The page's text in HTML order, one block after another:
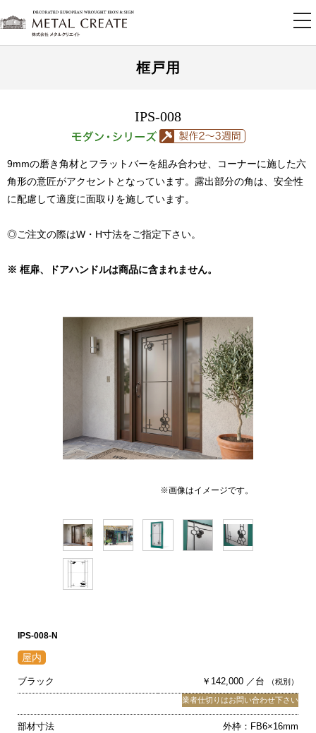
框戸用
IPS-008
9mmの磨き角材とフラットバーを組み合わせ、コーナーに施した六
角形の意匠がアクセントとなっています。露出部分の角は、安全性
に配慮して適度に面取りを施しています。
◎ご注文の際はW・H寸法をご指定下さい。
※ 框扉、ドアハンドルは商品に含まれません。
※画像はイメージです。
IPS-008-N
ブラック ￥142,000 ／台 （税別）
業者仕切りはお問い合わせ下さい
部材寸法 外枠：FB6×16mm